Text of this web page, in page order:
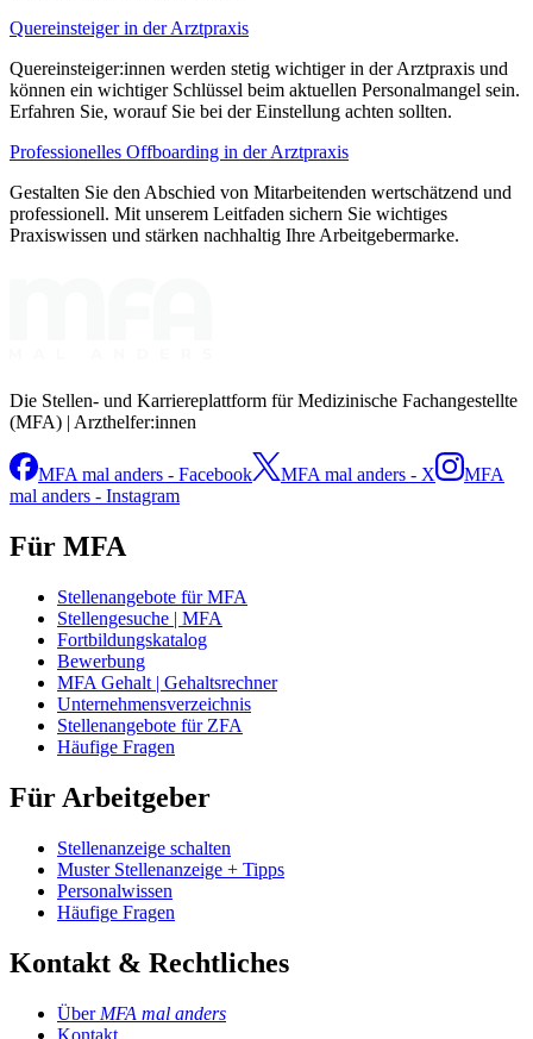
Quereinsteiger in der Arztpraxis
Quereinsteiger:innen werden stetig wichtiger in der Arztpraxis und
können ein wichtiger Schlüssel beim aktuellen Personalmangel sein.
Erfahren Sie, worauf Sie bei der Einstellung achten sollten.
Professionelles Offboarding in der Arztpraxis
Gestalten Sie den Abschied von Mitarbeitenden wertschätzend und
professionell. Mit unserem Leitfaden sichern Sie wichtiges
Praxiswissen und stärken nachhaltig Ihre Arbeitgebermarke.
Die Stellen- und Karriereplattform für Medizinische Fachangestellte
(MFA) | Arzthelfer:innen
MFA mal anders - Facebook MFA mal anders - X
MFA
mal anders - Instagram
Für MFA
Stellenangebote für MFA
Stellengesuche | MFA
Fortbildungskatalog
Bewerbung
MFA Gehalt | Gehaltsrechner
Unternehmensverzeichnis
Stellenangebote für ZFA
Häufige Fragen
Für Arbeitgeber
Stellenanzeige schalten
Muster Stellenanzeige + Tipps
Personalwissen
Häufige Fragen
Kontakt & Rechtliches
Über MFA mal anders
Kontakt